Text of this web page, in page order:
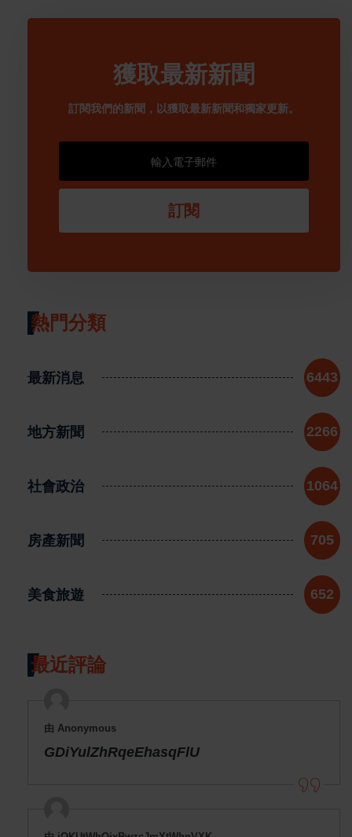
獲取最新新聞
訂閱我們的新聞，以獲取最新新聞和獨家更新。
訂閱
熱門分類
最新消息 6443
地方新聞 2266
社會政治 1064
房產新聞 705
美食旅遊 652
最近評論
由 Anonymous
GDiYulZhRqeEhasqFlU